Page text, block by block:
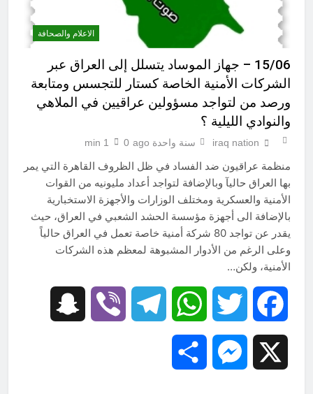
الاعلام والصحافة
15/06 – جهاز الموساد يتسلل إلى العراق عبر
الشركات الأمنية الخاصة كستار للتجسس ومتابعة
ورصد من لتواجد مسؤولين عراقيين في الملاهي
والنوادي الليلية ؟
iraq nation سنة واحدة ago 0
1 min
منظمة عراقيون ضد الفساد في ظل الظروف القاهرة التي يمر
بها العراق حاليآ وبالإضافة لتواجد أعداد مليونيه من القوات
الأمنية والعسكرية ومختلف الوزارات والأجهزة الاستخبارية
بالإضافة الى أجهزة مؤسسة الحشد الشعبي في العراق، حيث
يقدر عن تواجد 80 شركة أمنية خاصة تعمل في العراق حالياً
وعلى الرغم من الأدوار المشبوهة لمعظم هذه الشركات
الأمنية، ولكن…
Facebook
Twitter
WhatsApp
Telegram
Viber
Messenger